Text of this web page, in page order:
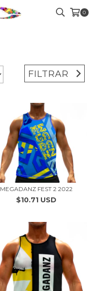
0
FILTRAR
MEGADANZ FEST 2 2022
$10.71 USD